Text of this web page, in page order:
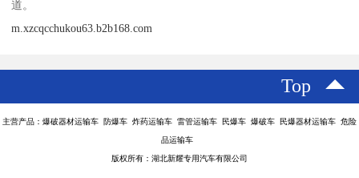
道。​
m.xzcqcchukou63.b2b168.com
Top
主营产品：爆破器材运输车 防爆车 炸药运输车 雷管运输车 民爆车 爆破车 民爆器材运输车 危险
品运输车
版权所有：湖北新耀专用汽车有限公司